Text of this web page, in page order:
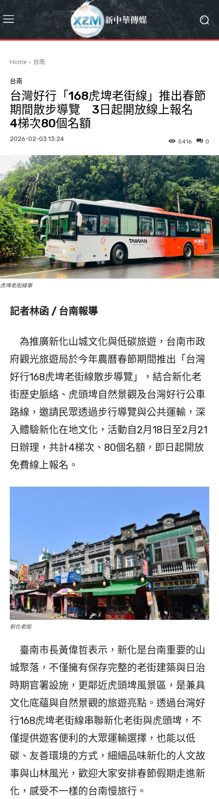
Home 台南
台南
台灣好行「168虎埤老街線」推出春節
期間散步導覽 3日起開放線上報名
4梯次80個名額
2026-02-03 13:24 0
5416
虎埤老街線車
記者林函 / 台南報導
為推廣新化山城文化與低碳旅遊，台南市政
府觀光旅遊局於今年農曆春節期間推出「台灣
好行168虎埤老街線散步導覽」，結合新化老
街歷史脈絡、虎頭埤自然景觀及台灣好行公車
路線，邀請民眾透過步行導覽與公共運輸，深
入體驗新化在地文化，活動自2月18日至2月21
日辦理，共計4梯次、80個名額，即日起開放
免費線上報名。
新化老街
臺南市長黃偉哲表示，新化是台南重要的山
城聚落，不僅擁有保存完整的老街建築與日治
時期官署設施，更鄰近虎頭埤風景區，是兼具
文化底蘊與自然景觀的旅遊亮點。透過台灣好
行168虎埤老街線串聯新化老街與虎頭埤，不
僅提供遊客便利的大眾運輸選擇，也能以低
碳、友善環境的方式，細細品味新化的人文故
事與山林風光，歡迎大家安排春節假期走進新
化，感受不一樣的台南慢旅行。